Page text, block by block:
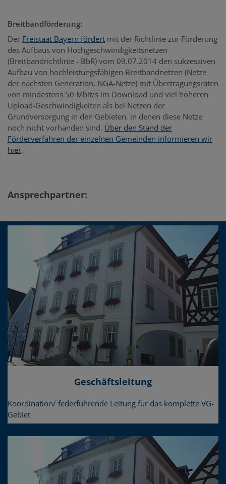
Breitbandförderung:
Der Freistaat Bayern fördert mit der Richtlinie zur Förderung
des Aufbaus von Hochgeschwindigkeitsnetzen
(Breitbandrichtlinie - BbR) vom 09.07.2014 den sukzessiven
Aufbau von hochleistungsfähigen Breitbandnetzen (Netze
der nächsten Generation, NGA-Netze) mit Übertragungsraten
von mindestens 50 Mbit/s im Download und viel höheren
Upload-Geschwindigkeiten als bei Netzen der
Grundversorgung in den Gebieten, in denen diese Netze
noch nicht vorhanden sind. Über den Stand der
Förderverfahren der einzelnen Gemeinden informieren wir
hier.
Ansprechpartner:
Geschäftsleitung
Koordination/ federführende Leitung für das komplette VG-
Gebiet